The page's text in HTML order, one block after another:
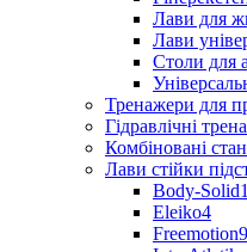
Лави для
Лави
Столи для
Тренажери для
Гідравлічні
Комбіновані
Лави стійки
Body-Solid
Eleiko4
Freemotion9